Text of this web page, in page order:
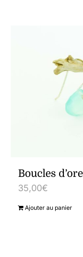
Boucles
35,00€
Ajouter au panier